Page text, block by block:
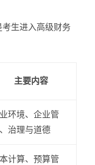
生进入高级财务
主要内容
环境、企业管
治理与道德
计算、预算管